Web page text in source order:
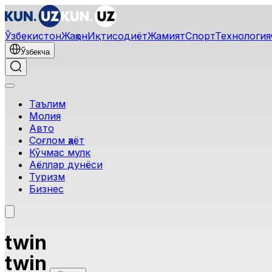
ЎзбекистонЖаҳонИқтисодиётЖамиятСпортТехнология
Ўзбекча
Таълим
Молия
Авто
Соғлом ҳаёт
Кўчмас мулк
Аёллар дунёси
Туризм
Бизнес
twin
twin